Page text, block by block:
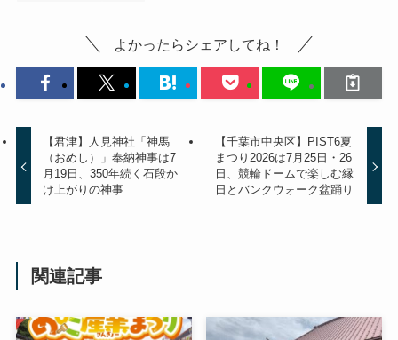
よかったらシェアしてね！
【君津】人見神社「神馬
（おめし）」奉納神事は7
月19日、350年続く石段か
け上がりの神事
【千葉市中央区】PIST6夏
まつり2026は7月25日・26
日、競輪ドームで楽しむ縁
日とバンクウォーク盆踊り
関連記事